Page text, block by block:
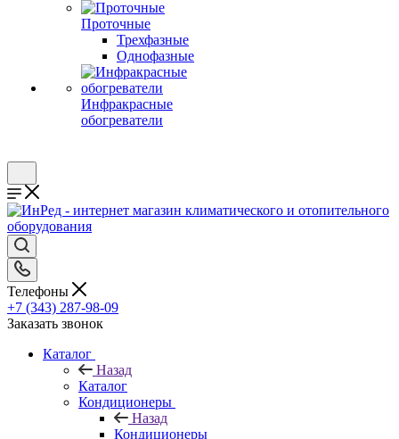
Проточные
Трехфазные
Однофазные
Инфракрасные
обогреватели
Телефоны
+7 (343) 287-98-09
Заказать звонок
Каталог
Назад
Каталог
Кондиционеры
Назад
Кондиционеры